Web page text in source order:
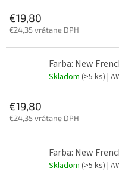
€19,80
€24,35 vrátane DPH
Farba: New
Skladom (>5 ks) |
€19,80
€24,35 vrátane DPH
Farba: New
Skladom (>5 ks) |